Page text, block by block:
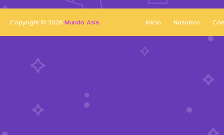
Inicio Nosotros
Copyright © 2026 Mundo Asia